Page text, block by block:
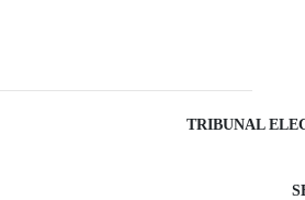
TRIBUNAL